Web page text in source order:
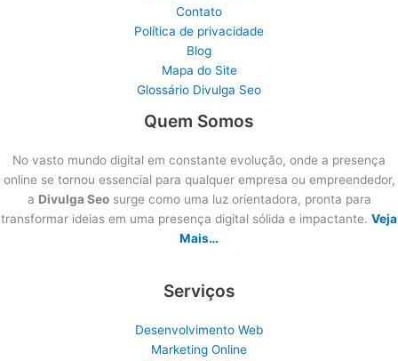
Contato
Política de privacidade
Blog
Mapa do Site
Glossário Divulga Seo
Quem Somos
No vasto mundo digital em constante evolução, onde a presença
online se tornou essencial para qualquer empresa ou empreendedor,
a Divulga Seosurge como uma luz orientadora, pronta para
transformar ideias em uma presença digital sólida e impactante. Veja
Mais…
Serviços
Desenvolvimento Web
Marketing Online